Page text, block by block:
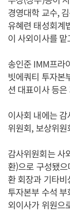
경영대학 교수,
유혜련 태성회계
이 사외이사를 맡
송인준 IMM프라
빗에쿼티 투자본
션 대표이사 등
이사회 내에는
위원회, 보상위
감사위원회는 사
환)으로 구성됐
환 회장과 기타
투자본부 수석
외이사가 위원으